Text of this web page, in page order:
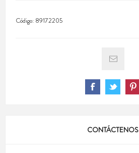
Código: 89172205
CONTÁCTENOS